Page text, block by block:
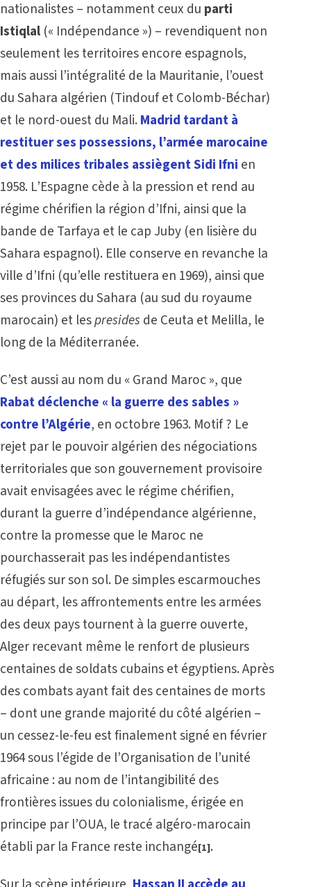
nationalistes – notamment ceux du parti
Istiqlal (« Indépendance ») – revendiquent non
seulement les territoires encore espagnols,
mais aussi l’intégralité de la Mauritanie, l’ouest
du Sahara algérien (Tindouf et Colomb-Béchar)
et le nord-ouest du Mali. Madrid tardant à
restituer ses possessions, l’armée marocaine
et des milices tribales assiègent Sidi Ifni en
1958. L’Espagne cède à la pression et rend au
régime chérifien la région d’Ifni, ainsi que la
bande de Tarfaya et le cap Juby (en lisière du
Sahara espagnol). Elle conserve en revanche la
ville d’Ifni (qu’elle restituera en 1969), ainsi que
ses provinces du Sahara (au sud du royaume
marocain) et lespresides de Ceuta et Melilla, le
long de la Méditerranée.
C’est aussi au nom du « Grand Maroc », que
Rabat déclenche « la guerre des sables »
contre l’Algérie, en octobre 1963. Motif ? Le
rejet par le pouvoir algérien des négociations
territoriales que son gouvernement provisoire
avait envisagées avec le régime chérifien,
durant la guerre d’indépendance algérienne,
contre la promesse que le Maroc ne
pourchasserait pas les indépendantistes
réfugiés sur son sol. De simples escarmouches
au départ, les affrontements entre les armées
des deux pays tournent à la guerre ouverte,
Alger recevant même le renfort de plusieurs
centaines de soldats cubains et égyptiens. Après
des combats ayant fait des centaines de morts
– dont une grande majorité du côté algérien –
un cessez-le-feu est finalement signé en février
1964 sous l’égide de l’Organisation de l’unité
africaine : au nom de l’intangibilité des
frontières issues du colonialisme, érigée en
principe par l’OUA, le tracé algéro-marocain
établi par la France reste inchangé[1].